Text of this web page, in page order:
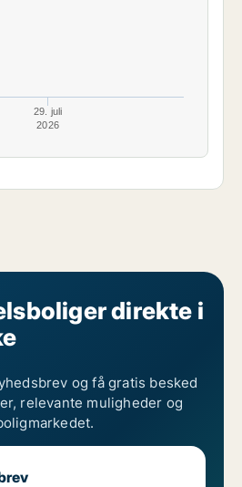
29. juli
2026
direkte i
og få gratis besked
relevante muligheder og